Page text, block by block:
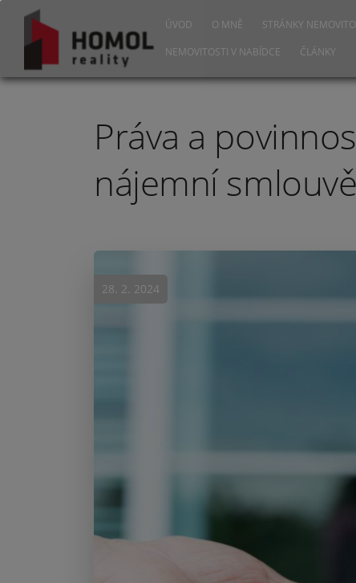
ÚVOD O MNĚ STRÁNKY
NEMOVITOSTI V NABÍDCE
ČLÁNKY
Práva a
nájemní smlouvě
28. 2. 2024